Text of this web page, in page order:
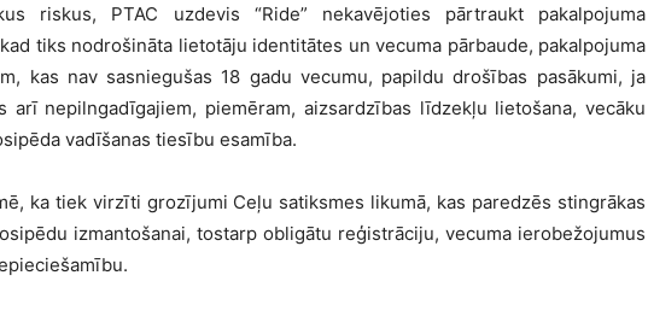
riskus, PTAC uzdevis “Ride” nekavējoties pārtraukt pakalpojuma
tiks nodrošināta lietotāju identitātes un vecuma pārbaude, pakalpojuma
kas nav sasniegušas 18 gadu vecumu, papildu drošības pasākumi, ja
arī nepilngadīgajiem, piemēram, aizsardzības līdzekļu lietošana, vecāku
vadīšanas tiesību esamība.
ka tiek virzīti grozījumi Ceļu satiksmes likumā, kas paredzēs stingrākas
izmantošanai, tostarp obligātu reģistrāciju, vecuma ierobežojumus